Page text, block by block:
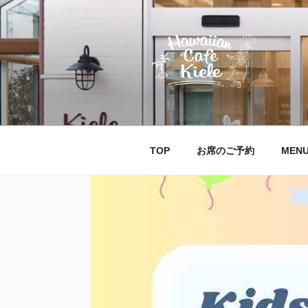
コ
ン
テ
ン
ツ
へ
ス
キ
HAWAIIAN
北本駅東口、徒歩２分のハワイ!!
TOP お席のご予約